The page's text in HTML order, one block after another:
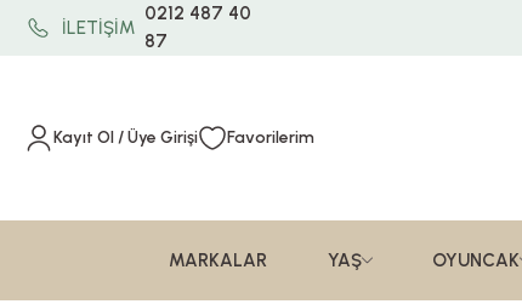
İLETİŞİM
0212 487 40
87
Kayıt Ol / Üye Girişi Favorilerim
MARKALAR YAŞ OYUNCAK